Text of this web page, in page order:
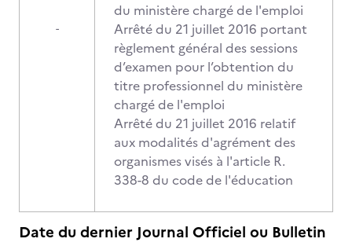
-
du ministère chargé de l'emploi
Arrêté du 21 juillet 2016 portant
règlement général des sessions
d’examen pour l’obtention du
titre professionnel du ministère
chargé de l'emploi
Arrêté du 21 juillet 2016 relatif
aux modalités d'agrément des
organismes visés à l'article R.
338-8 du code de l'éducation
Date du dernier Journal Officiel ou Bulletin